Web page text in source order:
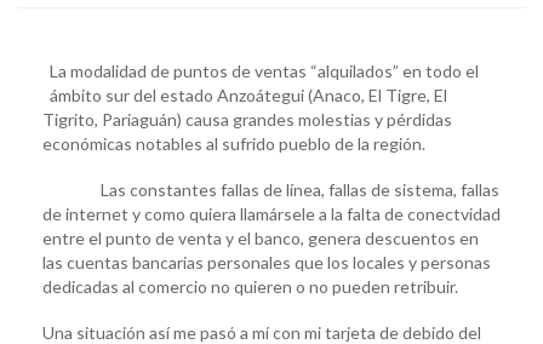
La modalidad de puntos de ventas “alquilados” en todo el
ámbito sur del estado Anzoátegui (Anaco, El Tigre, El
Tigrito, Pariaguán) causa grandes molestias y pérdidas
económicas notables al sufrido pueblo de la región.
Las constantes fallas de línea, fallas de sistema, fallas
de internet y como quiera llamársele a la falta de conectvidad
entre el punto de venta y el banco, genera descuentos en
las cuentas bancarias personales que los locales y personas
dedicadas al comercio no quieren o no pueden retribuir.
Una situación así me pasó a mí con mi tarjeta de debido del